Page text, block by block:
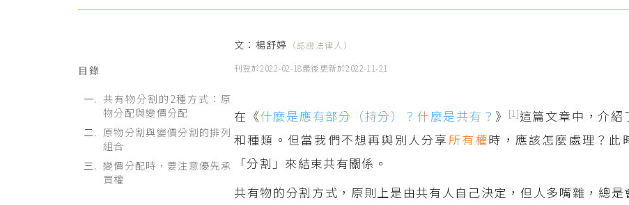
目錄
共有物分割的2種方式：原
物分配與變價分配
原物分割與變價分割的排列
組合
變價分配時，要注意優先承
買權
文： 楊舒婷
（認證法律人）
刊登於2022-02-18最後更新於2022-11-21
在《什麼是應有部分（持分）？什麼是共有？ 》 [1]這篇文章中，介紹
和種類。但當我們不想再與別人分享所有權時，應該怎麼處理？此
「分割」來結束共有關係。
共有物的分割方式，原則上是由共有人自己決定，但人多嘴雜，總是